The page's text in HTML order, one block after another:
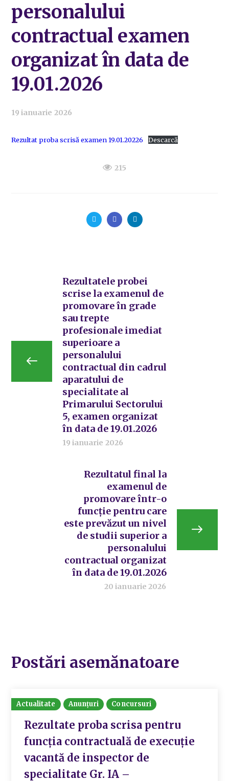
personalului
contractual examen
organizat în data de
19.01.2026
19 ianuarie 2026
Rezultat proba scrisă examen 19.01.20226 Descarcă
215
Rezultatele probei
scrise la examenul de
promovare în grade
sau trepte
profesionale imediat
superioare a
personalului
contractual din cadrul
aparatului de
specialitate al
Primarului Sectorului
5, examen organizat
în data de 19.01.2026
19 ianuarie 2026
Rezultatul final la
examenul de
promovare într-o
funcţie pentru care
este prevăzut un nivel
de studii superior a
personalului
contractual organizat
în data de 19.01.2026
20 ianuarie 2026
Postări asemănatoare
Actualitate Anunțuri Concursuri
Rezultate proba scrisa pentru
funcţia contractuală de execuție
vacantă de inspector de
specialitate Gr. IA –